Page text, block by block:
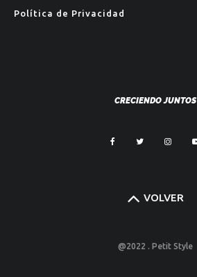
Política de Privacidad
CRECIENDO JUNTOS
VOLVER
@2022 . Petit Style